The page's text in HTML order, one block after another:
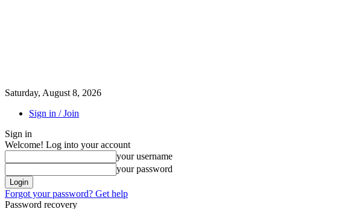
Saturday, August 8, 2026
Sign in / Join
Sign in
Welcome! Log into your account
your username
your password
Forgot your password? Get help
Password recovery